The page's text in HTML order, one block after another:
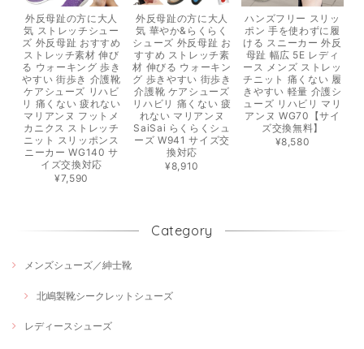
外反母趾の方に大人
気 ストレッチシュー
ズ 外反母趾 おすすめ
ストレッチ素材 伸び
る ウォーキング 歩き
やすい 街歩き 介護靴
ケアシューズ リハビ
リ 痛くない 疲れない
マリアンヌ フットメ
カニクス ストレッチ
ニット スリッポンス
ニーカー WG140 サ
イズ交換対応
¥7,590
外反母趾の方に大人
気 華やか&らくらく
シューズ 外反母趾 お
すすめ ストレッチ素
材 伸びる ウォーキン
グ 歩きやすい 街歩き
介護靴 ケアシューズ
リハビリ 痛くない 疲
れない マリアンヌ
SaiSai らくらくシュ
ーズ W941 サイズ交
換対応
¥8,910
ハンズフリー スリッ
ポン 手を使わずに履
ける スニーカー 外反
母趾 幅広 5E レディ
ース メンズ ストレッ
チニット 痛くない 履
きやすい 軽量 介護シ
ューズ リハビリ マリ
アンヌ WG70【サイ
ズ交換無料】
¥8,580
Category
メンズシューズ／紳士靴
北嶋製靴シークレットシューズ
レディースシューズ